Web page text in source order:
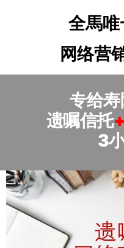
全馬唯一
网络营
专给
遗嘱信托+
3